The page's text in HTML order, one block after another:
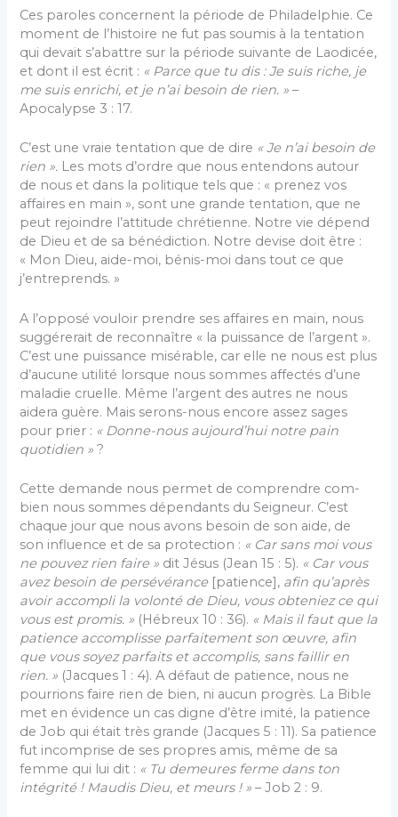
Ces paroles concernent la période de Philadel­phie. Ce
moment de l’histoire ne fut pas soumis à la tentation
qui devait s’abattre sur la période suivante de Laodicée,
et dont il est écrit : « Parce que tu dis : Je suis riche, je
me suis enrichi, et je n’ai besoin de rien. » –
Apocalypse 3 : 17.
C’est une vraie tentation que de dire « Je n’ai be­soin de
rien ». Les mots d’ordre que nous entendons autour
de nous et dans la politique tels que : « prenez vos
affaires en main », sont une grande tentation, que ne
peut rejoindre l’attitude chrétienne. Notre vie dé­pend
de Dieu et de sa bénédiction. Notre devise doit être :
« Mon Dieu, aide-moi, bénis-moi dans tout ce que
j’entreprends. »
A l’opposé vouloir prendre ses affaires en main, nous
suggérerait de reconnaître « la puissance de l’argent ».
C’est une puissance misérable, car elle ne nous est plus
d’aucune utilité lorsque nous sommes affectés d’une
maladie cruelle. Même l’argent des au­tres ne nous
aidera guère. Mais serons-nous encore assez sages
pour prier : « Donne-nous aujourd’hui no­tre pain
quotidien » ?
Cette demande nous permet de comprendre com­
bien nous sommes dépendants du Seigneur. C’est
chaque jour que nous avons besoin de son aide, de
son influence et de sa protection : « Car sans moi vous
ne pouvez rien faire » dit Jésus (Jean 15 : 5). « Car vous
avez besoin de persévérance [patience], afin qu’après
avoir accompli la volonté de Dieu, vous obte­niez ce qui
vous est promis. » (Hébreux 10 : 36). « Mais il faut que la
patience accomplisse parfaitement son œuvre, afin
que vous soyez parfaits et accomplis, sans faillir en
rien. » (Jacques 1 : 4). A défaut de pa­tience, nous ne
pourrions faire rien de bien, ni aucun progrès. La Bible
met en évidence un cas digne d’être imité, la patience
de Job qui était très grande (Jacques 5 : 11). Sa patience
fut incomprise de ses propres amis, même de sa
femme qui lui dit : « Tu demeures ferme dans ton
intégrité ! Maudis Dieu, et meurs ! »– Job 2 : 9.